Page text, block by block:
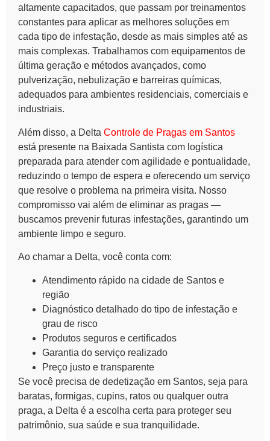
altamente capacitados, que passam por treinamentos
constantes para aplicar as melhores soluções em
cada tipo de infestação, desde as mais simples até as
mais complexas. Trabalhamos com equipamentos de
última geração e métodos avançados, como
pulverização, nebulização e barreiras químicas,
adequados para ambientes residenciais, comerciais e
industriais.
Além disso, a Delta Controle de Pragas em Santos
está presente na Baixada Santista com logística
preparada para atender com agilidade e pontualidade,
reduzindo o tempo de espera e oferecendo um serviço
que resolve o problema na primeira visita. Nosso
compromisso vai além de eliminar as pragas —
buscamos prevenir futuras infestações, garantindo um
ambiente limpo e seguro.
Ao chamar a Delta, você conta com:
Atendimento rápido na cidade de Santos e
região
Diagnóstico detalhado do tipo de infestação e
grau de risco
Produtos seguros e certificados
Garantia do serviço realizado
Preço justo e transparente
Se você precisa de dedetização em Santos, seja para
baratas, formigas, cupins, ratos ou qualquer outra
praga, a Delta é a escolha certa para proteger seu
patrimônio, sua saúde e sua tranquilidade.